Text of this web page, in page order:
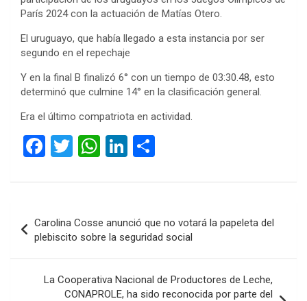
París 2024 con la actuación de Matías Otero.
El uruguayo, que había llegado a esta instancia por ser
segundo en el repechaje
Y en la final B finalizó 6° con un tiempo de 03:30.48, esto
determinó que culmine 14° en la clasificación general.
Era el último compatriota en actividad.
F
ce
o
o
k
T
tt
W
at
A
p
p
Li
ke
n
m
ar
tir
de
entradas
Carolina Cosse anunció que no votará la papeleta del
plebiscito sobre la seguridad social
La Cooperativa Nacional de Productores de Leche,
CONAPROLE, ha sido reconocida por parte del